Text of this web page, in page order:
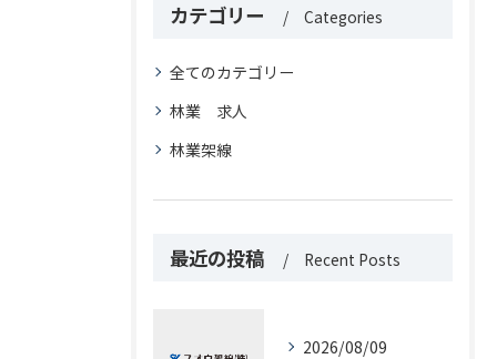
カテゴリー Categories
全てのカテゴリー
林業 求人
林業架線
最近の投稿 Recent Posts
2026/08/09